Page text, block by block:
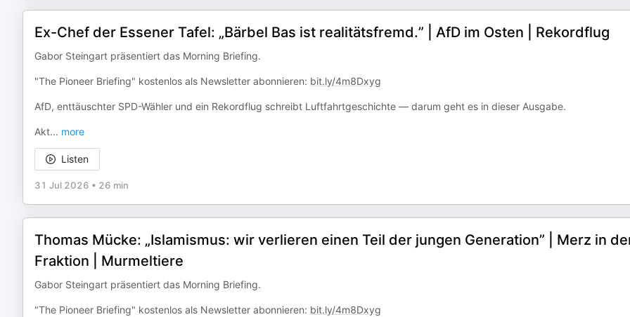
Ex-Chef der Essener Tafel: „Bärbel Bas ist realitätsfremd.” | AfD im Osten | Rekordflug
Gabor Steingart präsentiert das Morning Briefing.
"The Pioneer Briefing" kostenlos als Newsletter abonnieren: bit.ly/4m8Dxyg
AfD, enttäuschter SPD-Wähler und ein Rekordflug schreibt Luftfahrtgeschichte — darum geht es in dieser Ausgabe.
Akt... more
Listen
31 Jul 2026 • 26 min
Thomas Mücke: „Islamismus: wir verlieren einen Teil der jungen Generation” | Merz in
Fraktion | Murmeltiere
Gabor Steingart präsentiert das Morning Briefing.
"The Pioneer Briefing" kostenlos als Newsletter abonnieren: bit.ly/4m8Dxyg